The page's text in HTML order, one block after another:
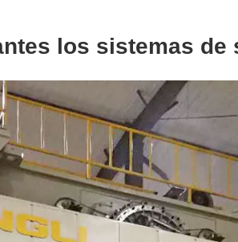
los sistemas